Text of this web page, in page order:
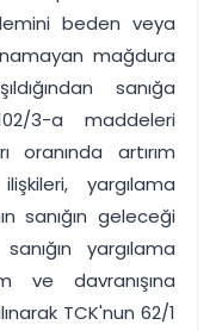
beden veya
mağdura
sanığa
3-a maddeleri
oranında artırım
yargılama
sanığın geleceği
yargılama
davranışına
TCK'nun 62/1